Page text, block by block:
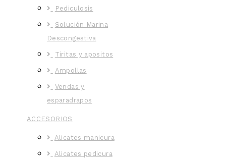
Pediculosis
Solución Marina
Descongestiva
Tiritas y apositos
Ampollas
Vendas y
esparadrapos
ACCESORIOS
Alicates manicura
Alicates pedicura